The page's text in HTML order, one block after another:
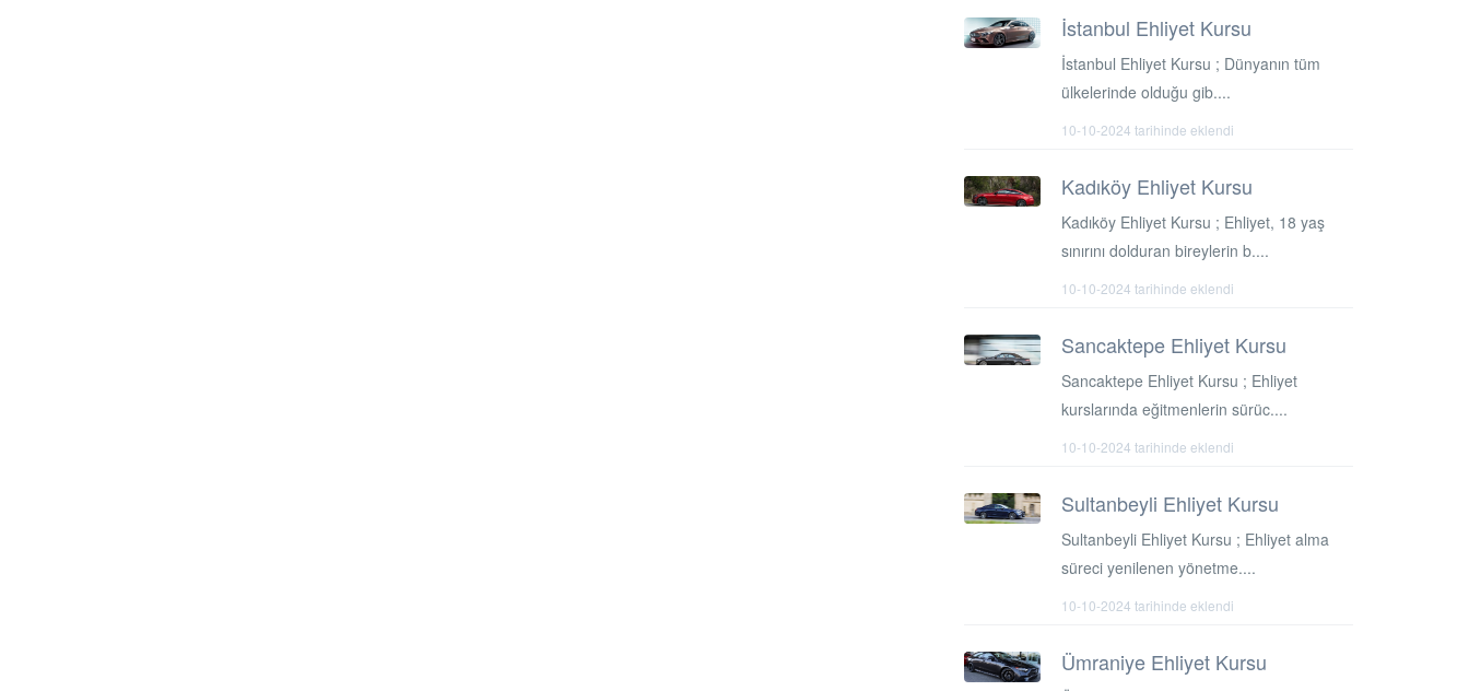
İstanbul Ehliyet Kursu
İstanbul Ehliyet Kursu ; Dünyanın tüm
ülkelerinde olduğu gib....
10-10-2024 tarihinde eklendi
Kadıköy Ehliyet Kursu
Kadıköy Ehliyet Kursu ; Ehliyet, 18 yaş
sınırını dolduran bireylerin b....
10-10-2024 tarihinde eklendi
Sancaktepe Ehliyet Kursu
Sancaktepe Ehliyet Kursu ; Ehliyet
kurslarında eğitmenlerin sürüc....
10-10-2024 tarihinde eklendi
Sultanbeyli Ehliyet Kursu
Sultanbeyli Ehliyet Kursu ; Ehliyet alma
süreci yenilenen yönetme....
10-10-2024 tarihinde eklendi
Ümraniye Ehliyet Kursu